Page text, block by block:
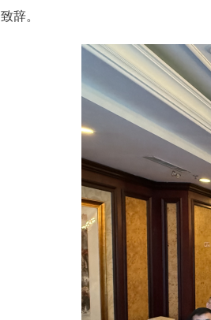
致辞。